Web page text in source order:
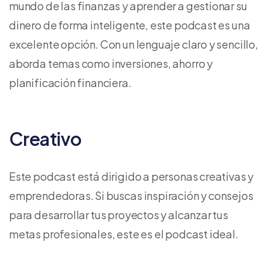
mundo de las finanzas y aprender a gestionar su
dinero de forma inteligente, este podcast es una
excelente opción. Con un lenguaje claro y sencillo,
aborda temas como inversiones, ahorro y
planificación financiera.
Creativo
Este podcast está dirigido a personas creativas y
emprendedoras. Si buscas inspiración y consejos
para desarrollar tus proyectos y alcanzar tus
metas profesionales, este es el podcast ideal.